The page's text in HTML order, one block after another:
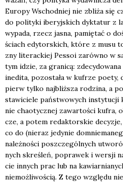
Euro­py Wschod­niej nie zbli­ża się
do poli­ty­ki ibe­ryj­skich dyk­ta­tur z
wypa­da, rzecz jasna, pamię­tać o
ściach edy­tor­skich, któ­re z musu
zny lite­rac­kiej Pes­soi zarów­no w
tym idzie, za gra­ni­cą:
ine­di­ta, pozo­sta­ła w kufrze
pierw tyl­ko naj­bliż­sza rodzi­na, a
sta­wi­cie­le pań­stwo­wych insty­tu­cji
nie cha­otycz­nej zawar­to­ści kufra,
cze, a potem redak­tor­skie
co do (nie­raz jedy­nie
na­leż­no­ści poszcze­gól­nych
nych skre­śleń, popra­wek i wer­sji
cie innych prac lub na
nie­moż­li­wo­ścią. Z tego wzglę­du